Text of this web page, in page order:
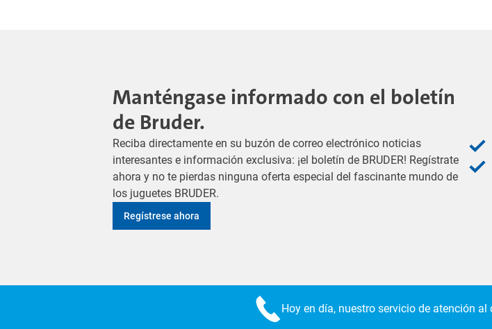
Manténgase informado con el boletín
de Bruder.
Reciba directamente en su buzón de correo electrónico noticias
interesantes e información exclusiva: ¡el boletín de BRUDER! Regístrate
ahora y no te pierdas ninguna oferta especial del fascinante mundo de
los juguetes BRUDER.
Regístrese ahora
Hoy en día, nuestro servicio de atención